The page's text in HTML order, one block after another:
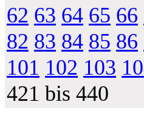
62 63 64 65 66
82 83 84 85 86
101 102 103
421 bis 440